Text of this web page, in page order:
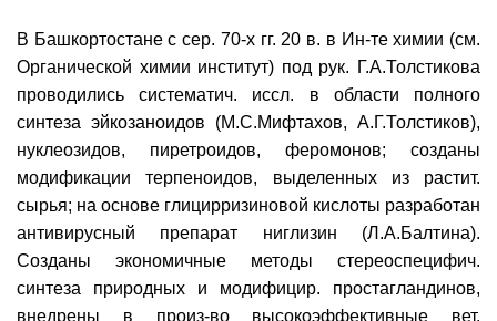
В Башкортостане с сер. 70-х гг. 20 в. в Ин-те химии (см.
Органической химии институт) под рук. Г.А.Толстикова
проводились систематич. иссл. в области полного
синтеза эйкозаноидов (М.С.Мифтахов, А.Г.Толстиков),
нуклеозидов, пиретроидов, феромонов; созданы
модификации терпеноидов, выделенных из растит.
сырья; на основе глицирризиновой кислоты разработан
антивирусный препарат ниглизин (Л.А.Балтина).
Созданы экономичные методы стереоспецифич.
синтеза природных и модифицир. простагландинов,
внедрены в произ-во высокоэффективные вет.